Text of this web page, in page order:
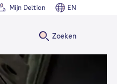
Mijn Deltion EN
Zoeken